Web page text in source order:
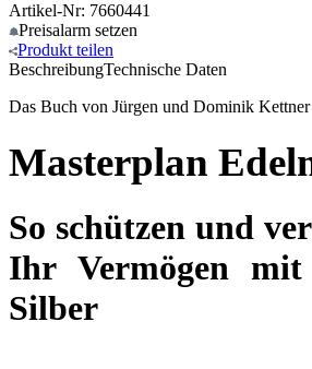
Artikel-Nr: 7660441
Preisalarm setzen
Produkt teilen
BeschreibungTechnische Daten
Das Buch von Jürgen und Dominik Kettner
Masterplan
So schützen und
Ihr Vermögen
Silber